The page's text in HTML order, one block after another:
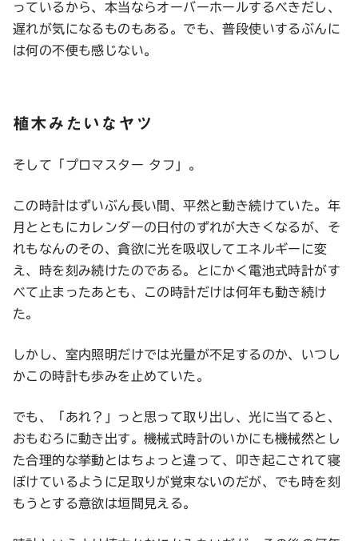
っているから、本当ならオーバーホールするべきだし、
遅れが気になるものもある。でも、普段使いするぶんに
は何の不便も感じない。
植木みたいなヤツ
そして「プロマスター タフ」。
この時計はずいぶん長い間、平然と動き続けていた。年
月とともにカレンダーの日付のずれが大きくなるが、そ
れもなんのその、貪欲に光を吸収してエネルギーに変
え、時を刻み続けたのである。とにかく電池式時計がす
べて止まったあとも、この時計だけは何年も動き続け
た。
しかし、室内照明だけでは光量が不足するのか、いつし
かこの時計も歩みを止めていた。
でも、「あれ？」っと思って取り出し、光に当てると、
おもむろに動き出す。機械式時計のいかにも機械然とし
た合理的な挙動とはちょっと違って、叩き起こされて寝
ぼけているように足取りが覚束ないのだが、でも時を刻
もうとする意欲は垣間見える。